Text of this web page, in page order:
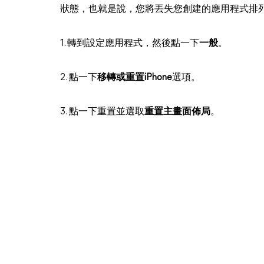
狀態，也就是說，您將丟失您創建的應用程式排
1. 轉到設定應用程式，然後點一下一般。
2. 點一下移轉或重置iPhone選項。
3. 點一下重置並選取重置主畫面佈局。